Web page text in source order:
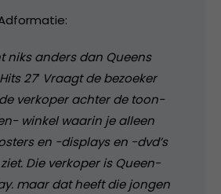
niks anders dan Queens
27′ Vraagt de bezoeker
verkoper achter de toon-
winkel waarin je alleen
en -displays en -dvd’s
Die verkoper is Queen-
maar dat heeft die jongen